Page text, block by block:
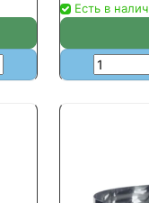
Есть в